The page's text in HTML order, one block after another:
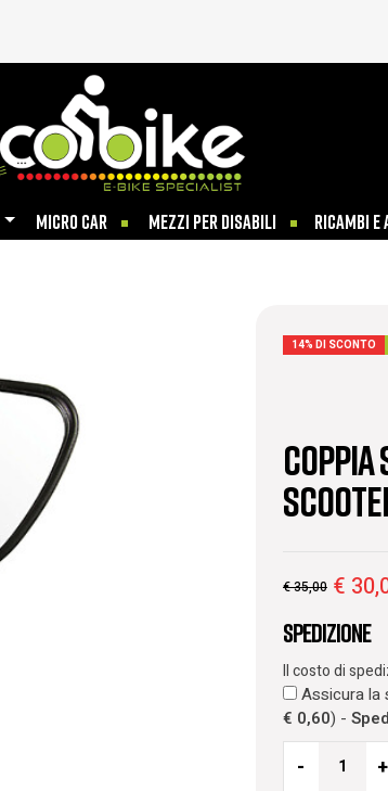
MICRO CAR MEZZI PER DISABILI RICAMBI E
14% DI SCONTO
COPPIA
€35,00 €
Spedizione
Il costo di
Assicura la
€ 0,60) -
- +